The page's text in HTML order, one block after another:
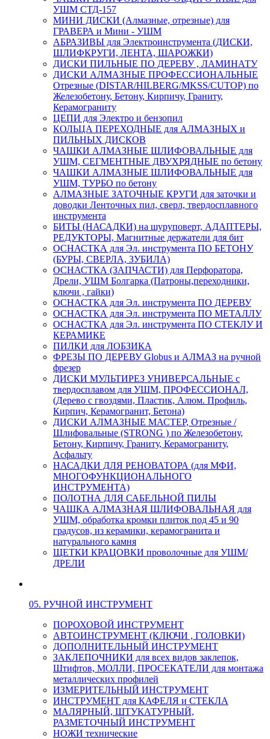
УШМ СТД-157
МИНИ ДИСКИ (Алмазные, отрезные) для
ГРАВЕРА и Мини - УШМ
АБРАЗИВЫ для Электроинструмента (ДИСКИ,
ШЛИФКРУГИ, ЛЕНТА, ШАРОЖКИ)
ДИСКИ ПИЛЬНЫЕ ПО ДЕРЕВУ , ЛАМИНАТУ
ДИСКИ АЛМАЗНЫЕ ПРОФЕССИОНАЛЬНЫЕ
Отрезные (DISTAR/HILBERG/MKSS/CUTOP) по
Железобетону, Бетону, Кирпичу, Граниту,
Керамограниту
ЦЕПИ для Электро и бензопил
КОЛЬЦА ПЕРЕХОДНЫЕ для АЛМАЗНЫХ и
ПИЛЬНЫХ ДИСКОВ
ЧАШКИ АЛМАЗНЫЕ ШЛИФОВАЛЬНЫЕ для
УШМ, СЕГМЕНТНЫЕ ДВУХРЯДНЫЕ по бетону
ЧАШКИ АЛМАЗНЫЕ ШЛИФОВАЛЬНЫЕ для
УШМ, ТУРБО по бетону
АЛМАЗНЫЕ ЗАТОЧНЫЕ КРУГИ для заточки и
доводки Ленточных пил, сверл, твердосплавного
инструмента
БИТЫ (НАСАДКИ) на шуруповерт, АДАПТЕРЫ,
РЕДУКТОРЫ, Магнитные держатели для бит
ОСНАСТКА для Эл. инструмента ПО БЕТОНУ
(БУРЫ, СВЕРЛА, ЗУБИЛА)
ОСНАСТКА (ЗАПЧАСТИ) для Перфоратора,
Дрели, УШМ Болгарка (Патроны,переходники,
ключи , гайки)
ОСНАСТКА для Эл. инструмента ПО ДЕРЕВУ
ОСНАСТКА для Эл. инструмента ПО МЕТАЛЛУ
ОСНАСТКА для Эл. инструмента ПО СТЕКЛУ И
КЕРАМИКЕ
ПИЛКИ для ЛОБЗИКА
ФРЕЗЫ ПО ДЕРЕВУ Globus и АЛМАЗ на ручной
фрезер
ДИСКИ МУЛЬТИРЕЗ УНИВЕРСАЛЬНЫЕ с
твердосплавом для УШМ, ПРОФЕССИОНАЛ,
(Дерево с гвоздями, Пластик, Алюм. Профиль,
Кирпич, Керамогранит, Бетона)
ДИСКИ АЛМАЗНЫЕ МАСТЕР, Отрезные /
Шлифовальные (STRONG ) по Железобетону,
Бетону, Кирпичу, Граниту, Керамограниту,
Асфальту
НАСАДКИ ДЛЯ РЕНОВАТОРА (для МФИ,
МНОГОФУНКЦИОНАЛЬНОГО
ИНСТРУМЕНТА)
ПОЛОТНА ДЛЯ САБЕЛЬНОЙ ПИЛЫ
ЧАШКА АЛМАЗНАЯ ШЛИФОВАЛЬНАЯ для
УШМ, обработка кромки плиток под 45 и 90
градусов, из керамики, керамогранита и
натурального камня
ЩЕТКИ КРАЦОВКИ проволочные для УШМ/
ДРЕЛИ
05. РУЧНОЙ ИНСТРУМЕНТ
ПОРОХОВОЙ ИНСТРУМЕНТ
АВТОИНСТРУМЕНТ (КЛЮЧИ , ГОЛОВКИ)
ДОПОЛНИТЕЛЬНЫЙ ИНСТРУМЕНТ
ЗАКЛЕПОЧНИКИ для всех видов заклепок,
Штифтов, МОЛЛИ, ПРОСЕКАТЕЛИ для монтажа
металлических профилей
ИЗМЕРИТЕЛЬНЫЙ ИНСТРУМЕНТ
ИНСТРУМЕНТ для КАФЕЛЯ и СТЕКЛА
МАЛЯРНЫЙ, ШТУКАТУРНЫЙ,
РАЗМЕТОЧНЫЙ ИНСТРУМЕНТ
НОЖИ технические